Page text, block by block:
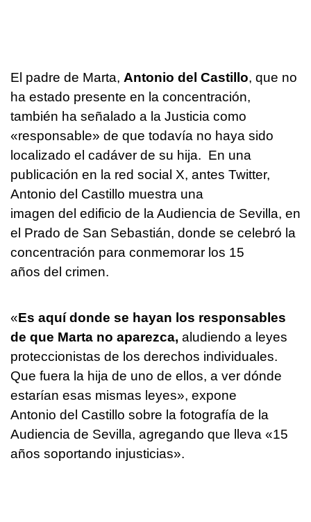
El padre de Marta, Antonio del Castillo, que no
ha estado presente en la concentración,
también ha señalado a la Justicia como
«responsable» de que todavía no haya sido
localizado el cadáver de su hija. En una
publicación en la red social X, antes Twitter,
Antonio del Castillo muestra una
imagen del edificio de la Audiencia de Sevilla, en
el Prado de San Sebastián, donde se celebró la
concentración para conmemorar los 15
años del crimen.
«Es aquí donde se hayan los responsables
de que Marta no aparezca, aludiendo a leyes
proteccionistas de los derechos individuales.
Que fuera la hija de uno de ellos, a ver dónde
estarían esas mismas leyes», expone
Antonio del Castillo sobre la fotografía de la
Audiencia de Sevilla, agregando que lleva «15
años soportando injusticias».